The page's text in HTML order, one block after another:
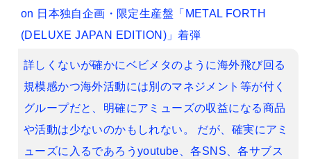
on 日本独自企画・限定生産盤「METAL FORTH
(DELUXE JAPAN EDITION)」着弾
詳しくないが確かにベビメタのように海外飛び回る
規模感かつ海外活動には別のマネジメント等が付く
グループだと、明確にアミューズの収益になる商品
や活動は少ないのかもしれない。 だが、確実にアミ
ューズに入るであろうyoutube、各SNS、各サブス